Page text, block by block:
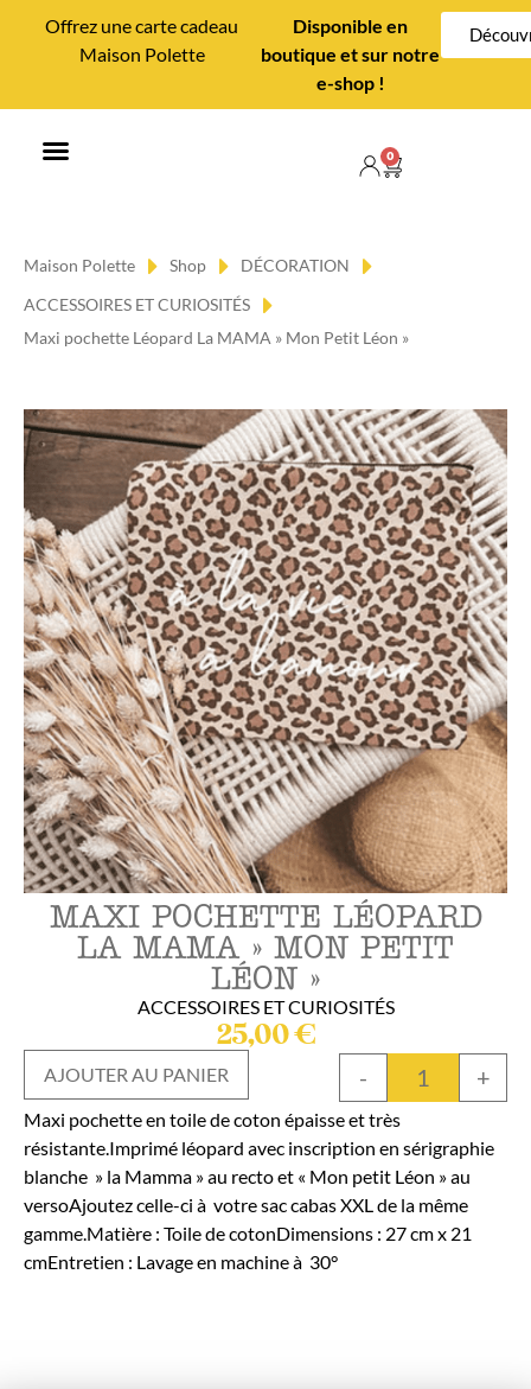
Offrez une carte cadeau
Maison Polette
Disponible en
boutique et sur notre
e-shop !
0
Maison Polette Shop
DÉCORATION
ACCESSOIRES ET CURIOSITÉS
Maxi pochette Léopard La MAMA » Mon Petit Léon »
MAXI POCHETTE LÉOPARD
LA MAMA » MON PETIT
LÉON »
ACCESSOIRES ET CURIOSITÉS
25,00€
- +
AJOUTER AU PANIER
Maxi pochette en toile de coton épaisse et très
résistante.Imprimé léopard avec inscription en sérigraphie
blanche » la Mamma » au recto et « Mon petit Léon » au
versoAjoutez celle-ci à votre sac cabas XXL de la même
gamme.Matière : Toile de cotonDimensions : 27 cm x 21
cmEntretien : Lavage en machine à 30°